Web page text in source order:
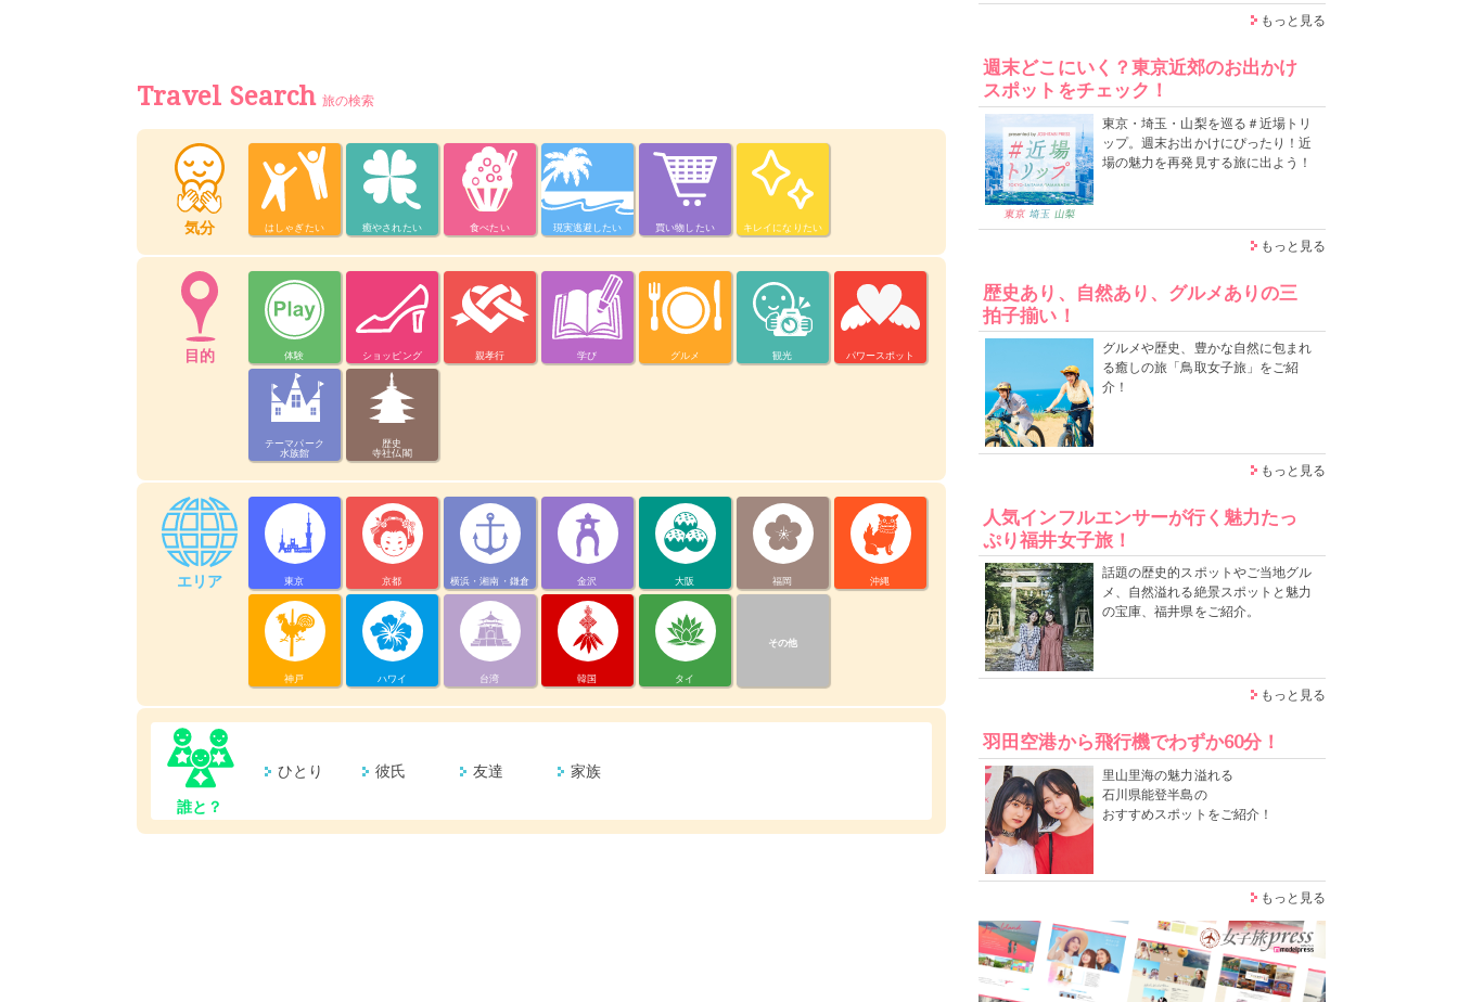
Travel Search 旅の検索
気分 はしゃぎたい 癒やされたい 食べたい 現実逃避したい 買い物したい キレイになりたい
目的 体験 ショッピング 親孝行 学び グルメ 観光 パワースポット
テーマパーク
水族館
歴史
寺社仏閣
エリア 東京 京都 横浜・湘南・鎌倉 金沢 大阪 福岡 沖縄
神戸 ハワイ 台湾 韓国 タイ
その他
誰と？
ひとり 彼氏 友達 家族
もっと見る
週末どこにいく？東京近郊のお出かけ
スポットをチェック！
東京・埼玉・山梨を巡る＃近場トリ
ップ。週末お出かけにぴったり！近
場の魅力を再発見する旅に出よう！
もっと見る
歴史あり、自然あり、グルメありの三
拍子揃い！
グルメや歴史、豊かな自然に包まれ
る癒しの旅「鳥取女子旅」をご紹
介！
もっと見る
人気インフルエンサーが行く魅力たっ
ぷり福井女子旅！
話題の歴史的スポットやご当地グル
メ、自然溢れる絶景スポットと魅力
の宝庫、福井県をご紹介。
もっと見る
羽田空港から飛行機でわずか60分！
里山里海の魅力溢れる
石川県能登半島の
おすすめスポットをご紹介！
もっと見る